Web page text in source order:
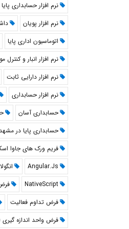
نرم افزار حسابداری پایا
نرم افزار پویان
اتوماسیون اداری پایا
نرم افزار انبار و کنترل
نرم افزار دارایی ثابت
نرم افزار حسابداری
حسابداری آسان
حسابداری پایا در مشهد
فریم ورک های جاوا
Angular.Js
NativeScript
فرض تداوم فعالیت
فرض واحد اندازه